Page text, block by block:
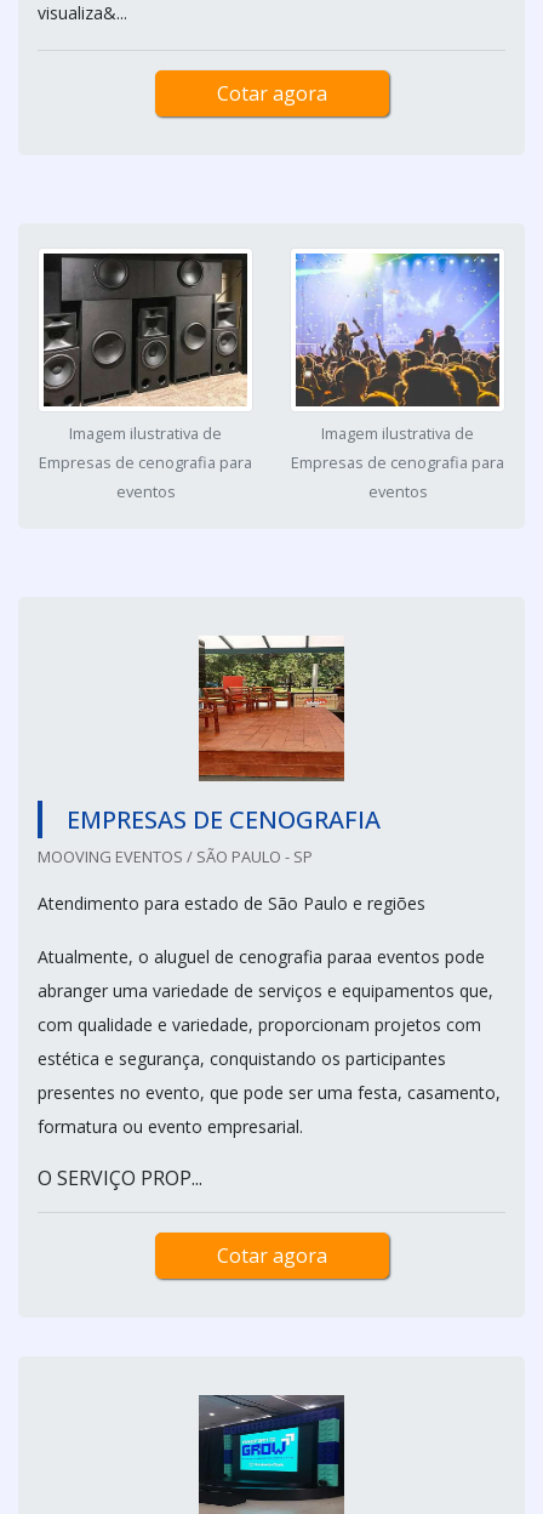
visualiza&...
Cotar agora
Imagem ilustrativa de
Empresas de cenografia para
eventos
Imagem ilustrativa de
Empresas de cenografia para
eventos
EMPRESAS DE CENOGRAFIA
MOOVING EVENTOS / SÃO PAULO - SP
Atendimento para estado de São Paulo e regiões
Atualmente, o aluguel de cenografia paraa eventos pode
abranger uma variedade de serviços e equipamentos que,
com qualidade e variedade, proporcionam projetos com
estética e segurança, conquistando os participantes
presentes no evento, que pode ser uma festa, casamento,
formatura ou evento empresarial.
O SERVIÇO PROP...
Cotar agora